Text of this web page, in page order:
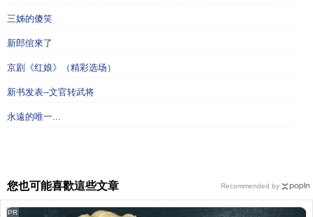
三姊的傻笑
新郎倌來了
京剧《红娘》（精彩选场）
新书发表--文官转武将
永遠的唯一...
您也可能喜歡這些文章
PR
Recommended by